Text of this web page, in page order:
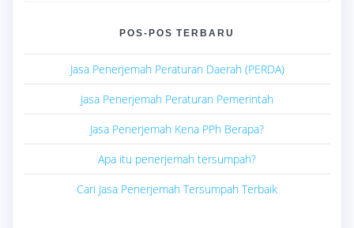
POS-POS TERBARU
Jasa Penerjemah Peraturan Daerah (PERDA)
Jasa Penerjemah Peraturan Pemerintah
Jasa Penerjemah Kena PPh Berapa?
Apa itu penerjemah tersumpah?
Cari Jasa Penerjemah Tersumpah Terbaik